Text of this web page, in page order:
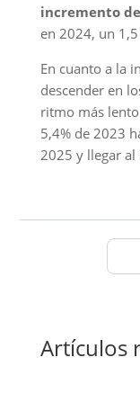
incremento
en 2024, un
En cuanto a la
descender en
ritmo más
5,4% de 2023
2025 y llegar al
Artículos